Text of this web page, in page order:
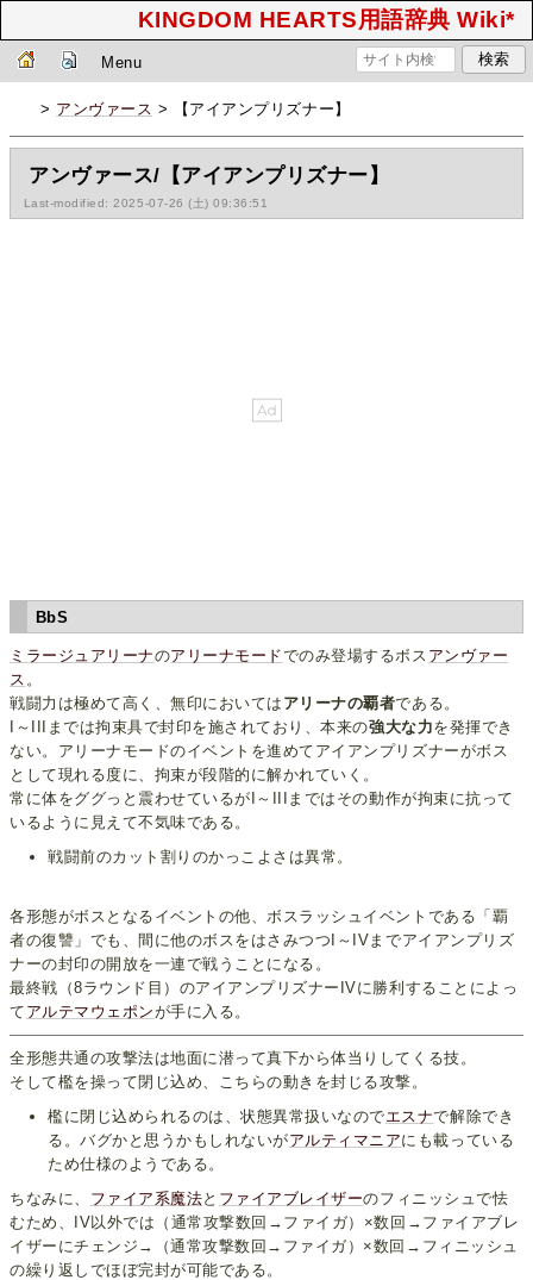
KINGDOM HEARTS用語辞典 Wiki*
Menu
> アンヴァース > 【アイアンプリズナー】
アンヴァース/【アイアンプリズナー】
Last-modified: 2025-07-26 (土) 09:36:51
BbS
ミラージュアリーナのアリーナモードでのみ登場するボス アンヴァー
ス 。
戦闘力は極めて高く、無印においては アリーナの覇者である。
I～IIIまでは拘束具で封印を施されており、本来の強大な力を発揮でき
ない。アリーナモードのイベントを進めてアイアンプリズナーがボス
として現れる度に、拘束が段階的に解かれていく。
常に体をググっと震わせているがI～IIIまではその動作が拘束に抗って
いるように見えて不気味である。
戦闘前のカット割りのかっこよさは異常。
各形態がボスとなるイベントの他、ボスラッシュイベントである「覇
者の復讐」でも、間に他のボスをはさみつつI～IVまでアイアンプリズ
ナーの封印の開放を一連で戦うことになる。
最終戦（8ラウンド目）のアイアンプリズナーIVに勝利することによっ
て アルテマウェポンが手に入る。
全形態共通の攻撃法は地面に潜って真下から体当りしてくる技。
そして檻を操って閉じ込め、こちらの動きを封じる攻撃。
檻に閉じ込められるのは、状態異常扱いなのでエスナで解除でき
る。バグかと思うかもしれないがアルティマニアにも載っている
ため仕様のようである。
ちなみに、 ファイア系魔法と ファイアブレイザーのフィニッシュで怯
むため、IV以外では（通常攻撃数回→ファイガ）×数回→ファイアブレ
イザーにチェンジ→（通常攻撃数回→ファイガ）×数回→フィニッシュ
の繰り返しでほぼ完封が可能である。